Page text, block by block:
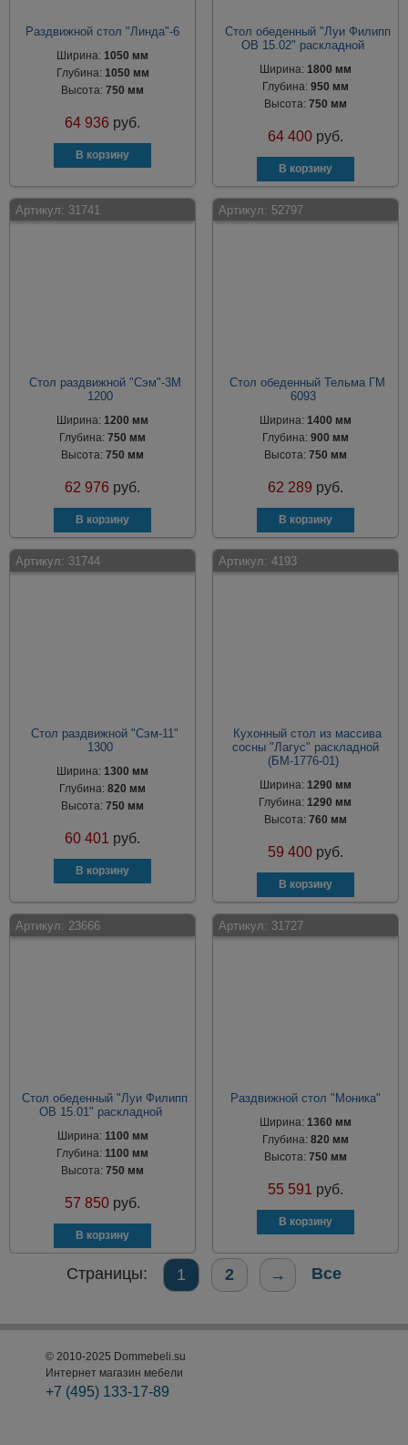
Раздвижной стол "Линда"-6
Ширина:1050 мм
Глубина: 1050 мм
Высота:750 мм
64 936 руб.
Стол обеденный "Луи Филипп
ОВ 15.02" раскладной
Ширина: 1800 мм
Глубина: 950 мм
Высота: 750 мм
64 400 руб.
Артикул: 31741
Стол раздвижной "Сэм"-3М
1200
Ширина:1200 мм
Глубина:750 мм
Высота:750 мм
62 976 руб.
Артикул: 52797
Стол обеденный Тельма ГМ
6093
Ширина: 1400 мм
Глубина: 900 мм
Высота: 750 мм
62 289 руб.
Артикул: 31744
Стол раздвижной "Сэм-11"
1300
Ширина:1300 мм
Глубина:820 мм
Высота:750 мм
60 401 руб.
Артикул: 4193
Кухонный стол из массива
сосны "Лагус" раскладной
(БМ-1776-01)
Ширина: 1290 мм
Глубина:1290 мм
Высота: 760 мм
59 400 руб.
Артикул: 23666
Стол обеденный "Луи Филипп
ОВ 15.01" раскладной
Ширина: 1100 мм
Глубина:1100 мм
Высота:750 мм
57 850 руб.
Артикул: 31727
Раздвижной стол "Моника"
Ширина: 1360 мм
Глубина: 820 мм
Высота: 750 мм
55 591 руб.
Страницы: 1 2 → Все
© 2010-2025 Dommebeli.su
Интернет магазин мебели
+7 (495) 133-17-89